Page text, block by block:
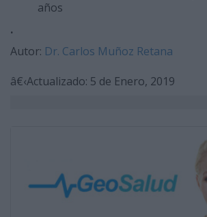
años
.
Autor: Dr. Carlos Muñoz Retana
â€‹Actualizado: 5 de Enero, 2019